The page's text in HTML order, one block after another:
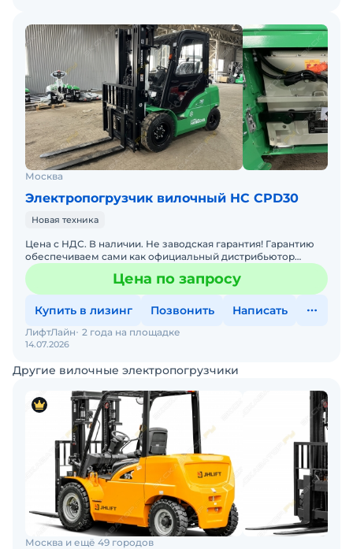
Москва
Электропогрузчик вилочный HC CPD30
Новая техника
Цена с НДС. В наличии. Не заводская гарантия! Гарантию
обеспечиваем сами как официальный дистрибьютор
завода на территории РФ. Электрический вилочный
погрузчик
Цена по запросу
Купить в лизинг Позвонить Написать
14.07.2026
ЛифтЛайн 2 года на площадке
Другие вилочные электропогрузчики
Москва и ещё 49 городов